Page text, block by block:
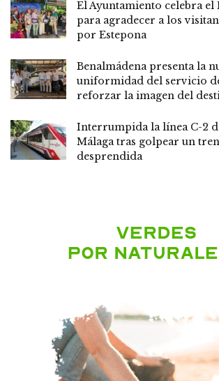
El Ayuntamiento celebra el
para agradecer a los
por Estepona
Benalmádena presenta la
uniformidad del servicio
reforzar la imagen del
Interrumpida la línea C-2
Málaga tras golpear un
desprendida